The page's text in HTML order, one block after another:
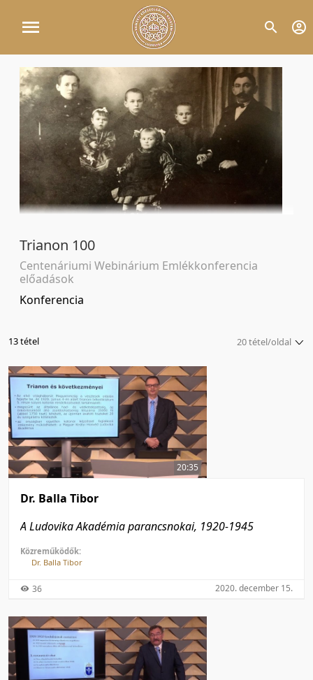
Trianon 100
Centenáriumi Webinárium Emlékkonferencia
előadások
Konferencia
13 tétel
20 tétel/oldal
20:35
Dr. Balla Tibor
A Ludovika Akadémia parancsnokai, 1920-1945
Közreműködők:
Dr. Balla Tibor
36 2020. december 15.